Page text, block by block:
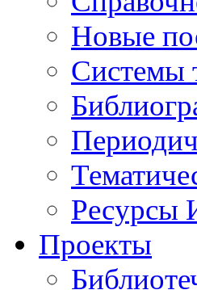
Новые
Cистемы
Ресурсы
Проекты